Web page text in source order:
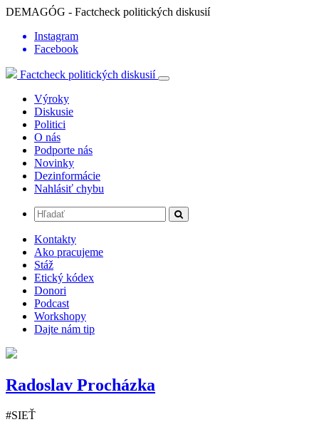
DEMAGÓG - Factcheck politických diskusií
Instagram
Facebook
Factcheck politických diskusií
Výroky
Diskusie
Politici
O nás
Podporte nás
Novinky
Dezinformácie
Nahlásiť chybu
Kontakty
Ako pracujeme
Stáž
Etický kódex
Donori
Podcast
Workshopy
Dajte nám tip
Radoslav Procházka
#SIEŤ